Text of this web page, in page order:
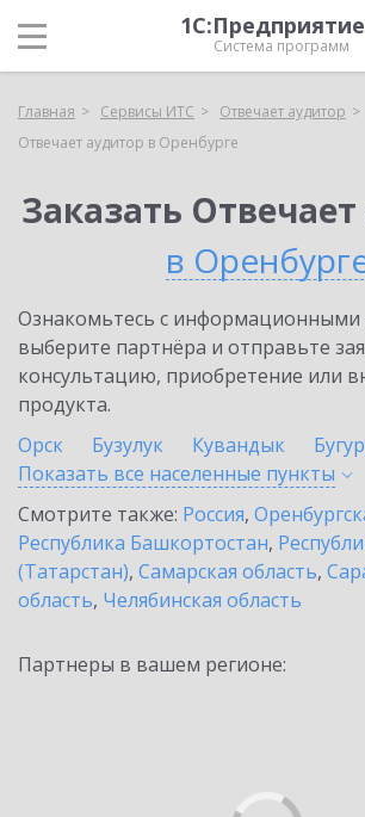
Система программ
Главная Сервисы ИТС
Отвечает аудитор
Отвечает аудитор в Оренбурге
Заказать
в
Ознакомьтесь с информационными
выберите партнёра и отправьте
консультацию, приобретение или
продукта.
Орск
Бузулук Кувандык
Показать все населенные пункты
Смотрите также: Россия,
Республика Башкортостан,
(Татарстан), Самарская область,
область, Челябинская область
Партнеры в вашем регионе: